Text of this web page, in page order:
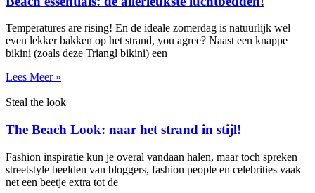
Temperatures are rising! En de ideale zomerdag is natuurlijk wel
even lekker bakken op het strand, you agree? Naast een knappe
bikini (zoals deze Triangl bikini) een
Lees Meer »
Steal the look
The Beach Look: naar het strand in stijl!
Fashion inspiratie kun je overal vandaan halen, maar toch spreken
streetstyle beelden van bloggers, fashion people en celebrities vaak
net een beetje extra tot de